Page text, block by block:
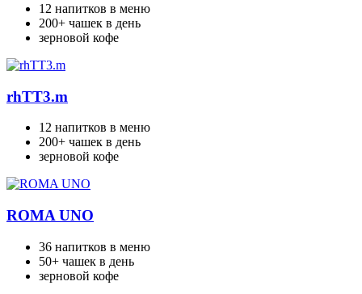
12 напитков в меню
200+ чашек в день
зерновой кофе
rhTT3.m
12 напитков в меню
200+ чашек в день
зерновой кофе
ROMA UNO
36 напитков в меню
50+ чашек в день
зерновой кофе